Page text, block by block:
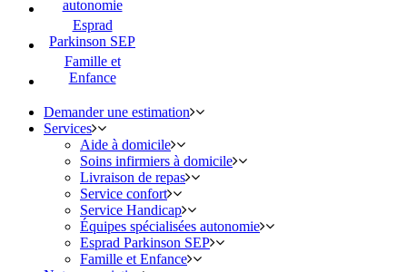
autonomie
Esprad
Parkinson SEP
Famille et
Enfance
Demander une estimation
Services
Aide à domicile
Soins infirmiers à domicile
Livraison de repas
Service confort
Service Handicap
Équipes spécialisées autonomie
Esprad Parkinson SEP
Famille et Enfance